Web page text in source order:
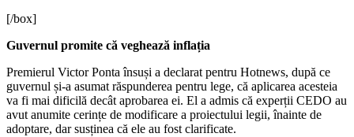
[/box]
Guvernul promite că veghează inflația
Premierul Victor Ponta însuși a declarat pentru Hotnews, după ce
guvernul și-a asumat răspunderea pentru lege, că aplicarea acesteia
va fi mai dificilă decât aprobarea ei. El a admis că experții CEDO au
avut anumite cerințe de modificare a proiectului legii, înainte de
adoptare, dar susținea că ele au fost clarificate.